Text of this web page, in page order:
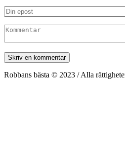
Robbans bästa © 2023 / Alla